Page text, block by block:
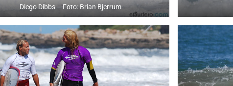
Diego Dibbs – Foto: Brian Bjerrum